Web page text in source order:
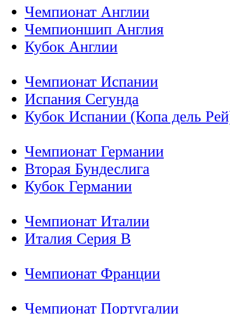
Чемпионат Англии
Чемпионшип Англия
Кубок Англии
Чемпионат Испании
Испания Сегунда
Кубок Испании (Копа дель
Чемпионат Германии
Вторая Бундеслига
Кубок Германии
Чемпионат Италии
Италия Серия B
Чемпионат Франции
Чемпионат Португалии